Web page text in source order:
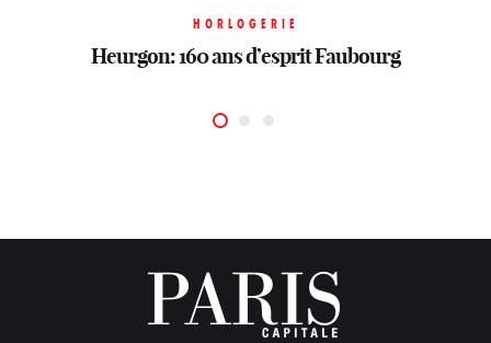
HORLOGERIE
Heurgon: 160 ans d’esprit Faubourg
HORLOGERIE
Un printemps horloger
HORLOGERIE
Merveilles mécaniques